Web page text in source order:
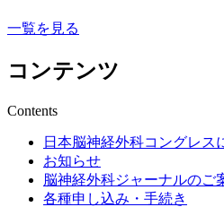
一覧を見る
コンテンツ
Contents
日本脳神経外科コングレス
お知らせ
脳神経外科ジャーナルのご
各種申し込み・手続き